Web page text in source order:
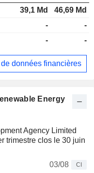
Energy
Agency Limited
trimestre clos le 30 juin
03/08
CI
39,1 Md
46,69 Md
-
-
- -
de données financières